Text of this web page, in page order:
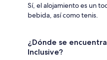
Sí, el alojamiento es un
bebida, así como tenis.
¿Dónde se
Inclusive?